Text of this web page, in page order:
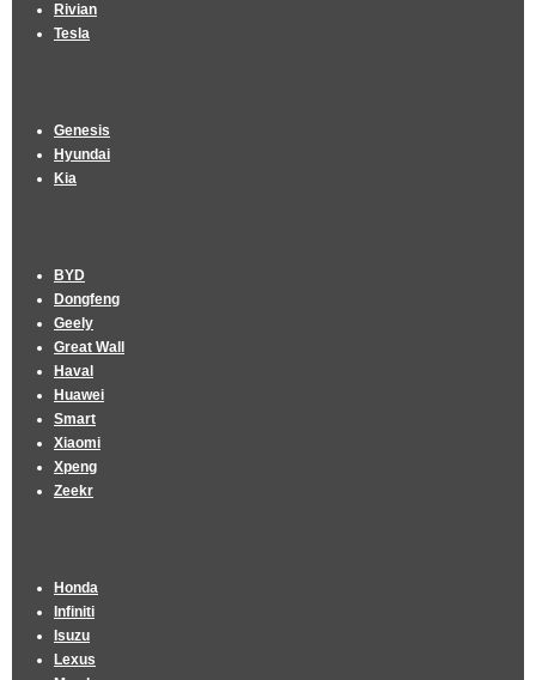
Rivian
Tesla
Genesis
Hyundai
Kia
BYD
Dongfeng
Geely
Great Wall
Haval
Huawei
Smart
Xiaomi
Xpeng
Zeekr
Honda
Infiniti
Isuzu
Lexus